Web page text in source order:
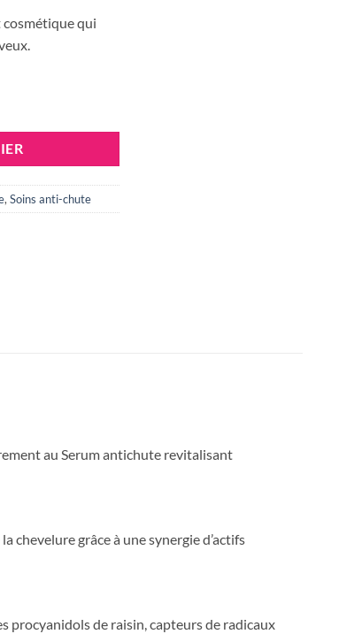
actuel
qui
, Soins anti-chute
au Serum antichute revitalisant
chevelure grâce à une synergie d’actifs
procyanidols de raisin, capteurs de radicaux